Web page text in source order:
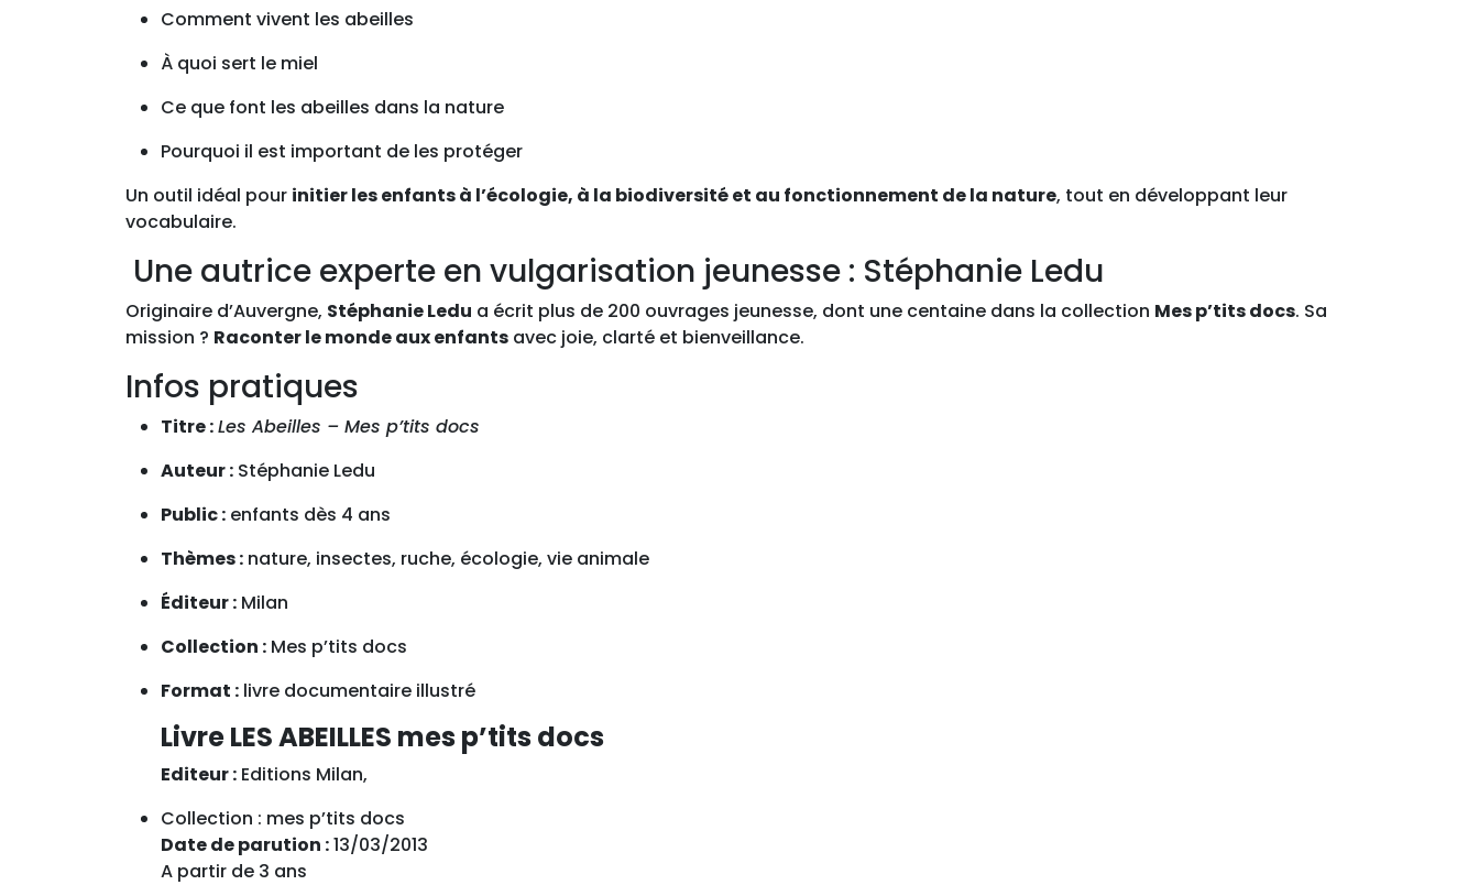
t
o
c
s
Comment vivent les abeilles
À quoi sert le miel
Ce que font les abeilles dans la nature
Pourquoi il est important de les protéger
Un outil idéal pour initier les enfants à l’écologie, à la biodiversité et au fonctionnement de la nature, tout en développant leur
vocabulaire.
Une autrice experte en vulgarisation jeunesse : Stéphanie Ledu
Originaire d’Auvergne, Stéphanie Ledu a écrit plus de 200 ouvrages jeunesse, dont une centaine dans la collection Mes p’tits docs. Sa
mission ? Raconter le monde aux enfants avec joie, clarté et bienveillance.
Infos pratiques
Titre :Les Abeilles – Mes p’tits docs
Auteur : Stéphanie Ledu
Public : enfants dès 4 ans
Thèmes : nature, insectes, ruche, écologie, vie animale
Éditeur : Milan
Collection : Mes p’tits docs
Format : livre documentaire illustré
Livre LES ABEILLES mes p’tits docs
Editeur : Editions Milan,
Collection : mes p’tits docs
Date de parution :13/03/2013
A partir de 3 ans